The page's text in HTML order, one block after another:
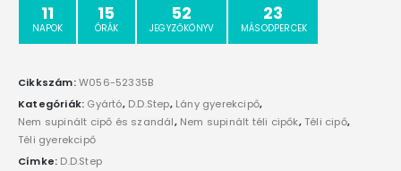
11
NAPOK
15
ÓRÁK
52
JEGYZŐKÖNYV
23
MÁSODPERCEK
Cikkszám:W056-52335B
Kategóriák: Gyártó, D.D.Step, Lány gyerekcipő,
Nem supinált cipő és szandál, Nem supinált téli cipők,Téli cipő,
Téli gyerekcipő
Címke: D.D.Step